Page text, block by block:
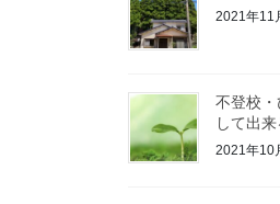
2021年11
不登校
して出来
2021年10